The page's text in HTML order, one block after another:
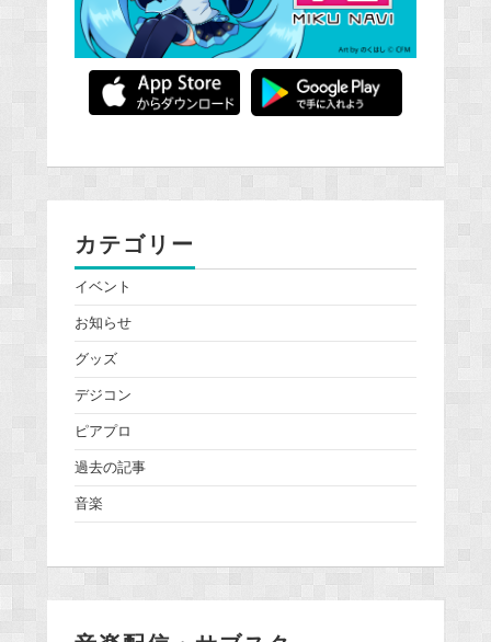
カテゴリー
イベント
お知らせ
グッズ
デジコン
ピアプロ
過去の記事
音楽